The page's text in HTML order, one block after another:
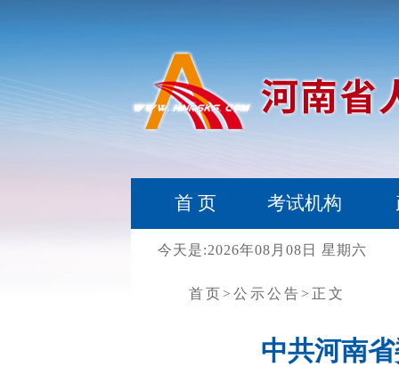
首 页 考试机构
今天是:2026年08月08日 星期六
首页 >公示公告 >正文
中共河南